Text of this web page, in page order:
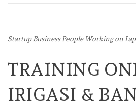
Startup Business People Working on
TRAINING
IRIGASI &